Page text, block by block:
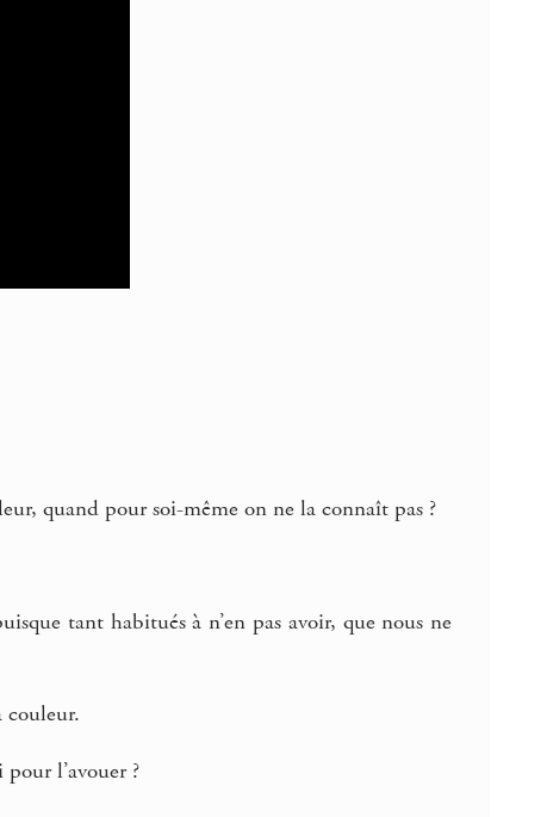
quand pour soi-même on ne la connaît pas ?
tant habitués à n’en pas avoir, que nous ne
couleur.
l’avouer ?